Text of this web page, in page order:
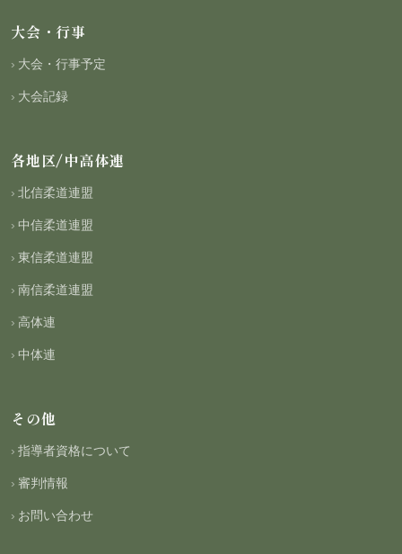
大会・行事
大会・行事予定
大会記録
各地区/中高体連
北信柔道連盟
中信柔道連盟
東信柔道連盟
南信柔道連盟
高体連
中体連
その他
指導者資格について
審判情報
お問い合わせ